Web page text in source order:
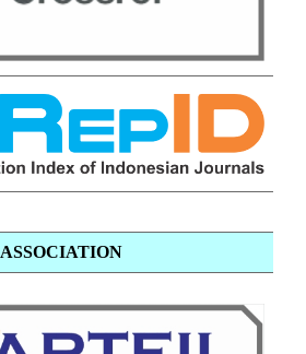
ASSOCIATION